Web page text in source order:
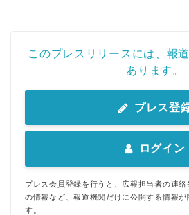
このプレスリリースには、報
あります。
プレス登
ログイン
プレス会員登録を行うと、広報担当者の連
の情報など、報道機関だけに公開する情報が
す。